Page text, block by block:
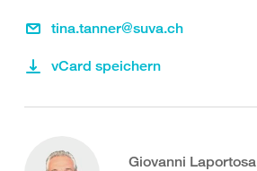
tina.tanner@suva.ch
vCard speichern
Giovanni Laportosa